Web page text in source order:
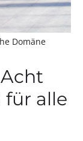
Domäne
für alle